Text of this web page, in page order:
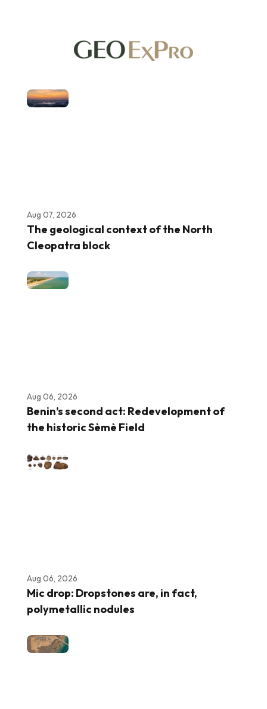
Aug 07, 2026
The geological context of the North
Cleopatra block
Aug 06, 2026
Benin’s second act: Redevelopment of
the historic Sèmè Field
Aug 06, 2026
Mic drop: Dropstones are, in fact,
polymetallic nodules